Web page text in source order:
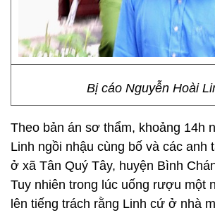
Bị cáo Nguyễn Hoài
Theo bản án sơ thẩm, khoảng 14h
Linh ngồi nhậu cùng bố và các anh
ở xã Tân Quý Tây, huyện Bình
Tuy nhiên trong lúc uống rượu một
lên tiếng trách rằng Linh cứ ở nhà